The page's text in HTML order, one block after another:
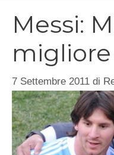
Messi:
7 Settembre 2011 di